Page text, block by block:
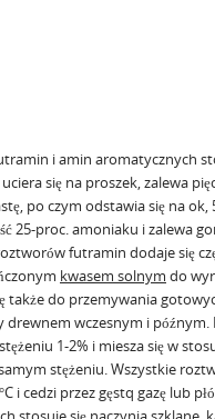
i amin aromatycznych
się na proszek, zalewa
po czym odstawia się na
25-proc. amoniaku i zalewa
futramin dodaje się
kwasem solnym do
także do przemywania
drewnem wczesnym i
1-2% i miesza się w
stężeniu. Wszystkie
i cedzi przez gęstq gazę lub